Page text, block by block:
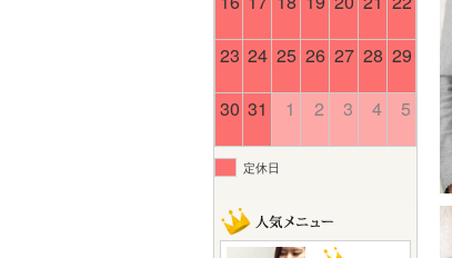
23 24 25 26 27 28 29
30 31 1 2 3 4 5
定休日